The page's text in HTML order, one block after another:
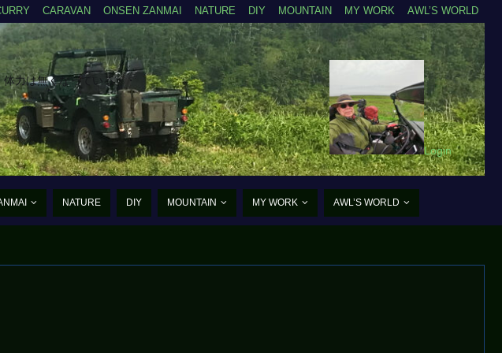
CARAVAN ONSEN ZANMAI NATURE DIY MOUNTAIN MY WORK AWL’S WORLD
力は無くなっている・・
Login
NATURE DIY MOUNTAIN MY WORK AWL’S WORLD